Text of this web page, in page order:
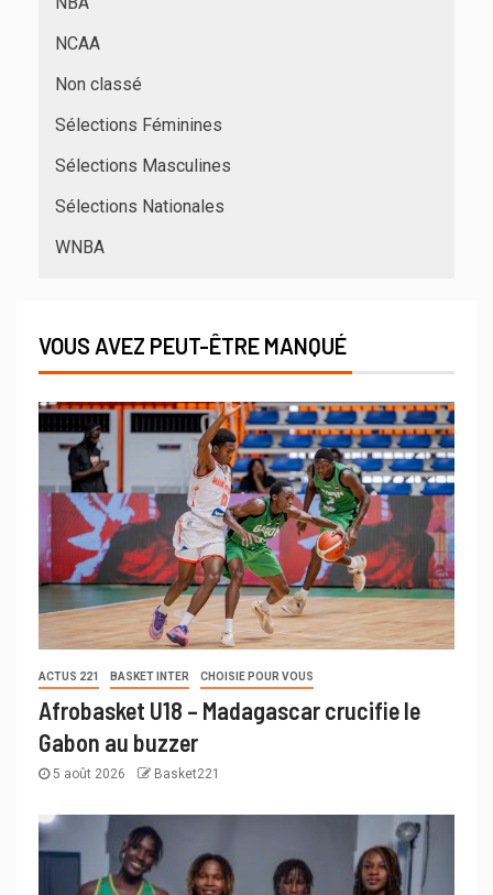
NCAA
Non classé
Sélections Féminines
Sélections Masculines
Sélections Nationales
WNBA
VOUS AVEZ PEUT-ÊTRE MANQUÉ
ACTUS 221 BASKET INTER CHOISIE POUR VOUS
Afrobasket U18 – Madagascar crucifie le
Gabon au buzzer
5 août 2026 Basket221